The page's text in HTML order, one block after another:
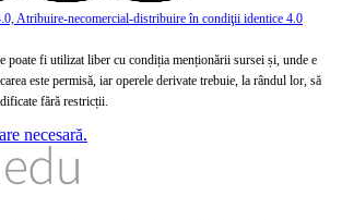
Atribuire-necomercial-distribuire în condiţii identice 4.0
poate fi utilizat liber cu condiția menționării sursei și, unde e
este permisă, iar operele derivate trebuie, la rândul lor, să
fără restricții.
necesară.